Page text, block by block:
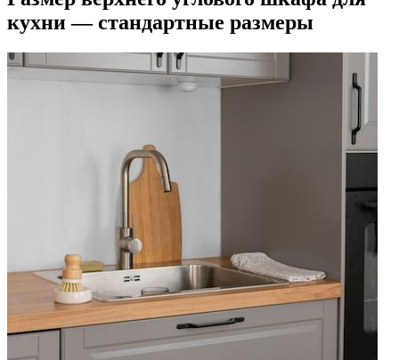
кухни — стандартные размеры